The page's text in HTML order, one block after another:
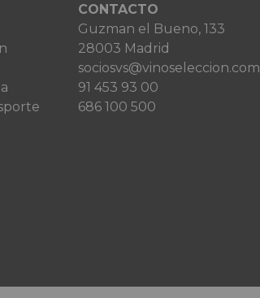
CONTACTO
Guzman el Bueno, 133
28003 Madrid
sociosvs@vinoseleccion.com
91 453 93 00
686 100 500